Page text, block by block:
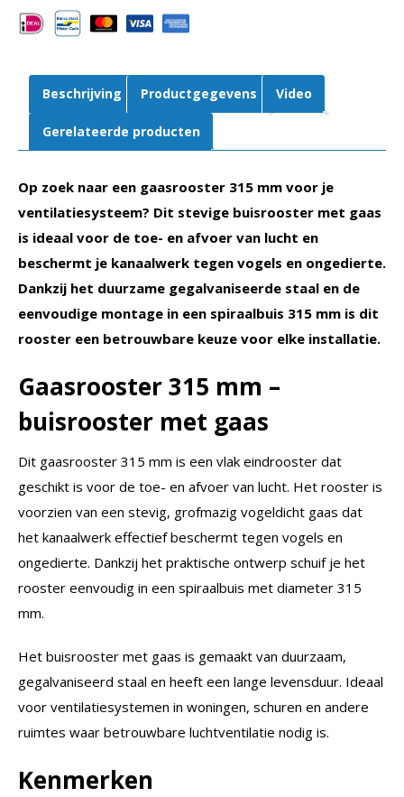
Beschrijving Productgegevens Video
Gerelateerde producten
Op zoek naar een gaasrooster 315 mm voor je
ventilatiesysteem? Dit stevige buisrooster met gaas
is ideaal voor de toe- en afvoer van lucht en
beschermt je kanaalwerk tegen vogels en ongedierte.
Dankzij het duurzame gegalvaniseerde staal en de
eenvoudige montage in een spiraalbuis 315 mm is dit
rooster een betrouwbare keuze voor elke installatie.
Gaasrooster 315 mm –
buisrooster met gaas
Dit gaasrooster 315 mm is een vlak eindrooster dat
geschikt is voor de toe- en afvoer van lucht. Het rooster is
voorzien van een stevig, grofmazig vogeldicht gaas dat
het kanaalwerk effectief beschermt tegen vogels en
ongedierte. Dankzij het praktische ontwerp schuif je het
rooster eenvoudig in een spiraalbuis met diameter 315
mm.
Het buisrooster met gaas is gemaakt van duurzaam,
gegalvaniseerd staal en heeft een lange levensduur. Ideaal
voor ventilatiesystemen in woningen, schuren en andere
ruimtes waar betrouwbare luchtventilatie nodig is.
Kenmerken